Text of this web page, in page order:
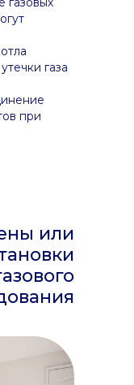
газа
при
или